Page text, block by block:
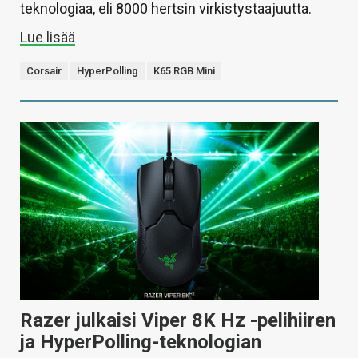
teknologiaa, eli 8000 hertsin virkistystaajuutta.
Lue lisää
Corsair HyperPolling K65 RGB Mini
Razer julkaisi Viper 8K Hz -pelihiiren
ja HyperPolling-teknologian